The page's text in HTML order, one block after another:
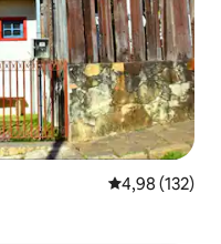
4,98 de uma
4,98 (132)